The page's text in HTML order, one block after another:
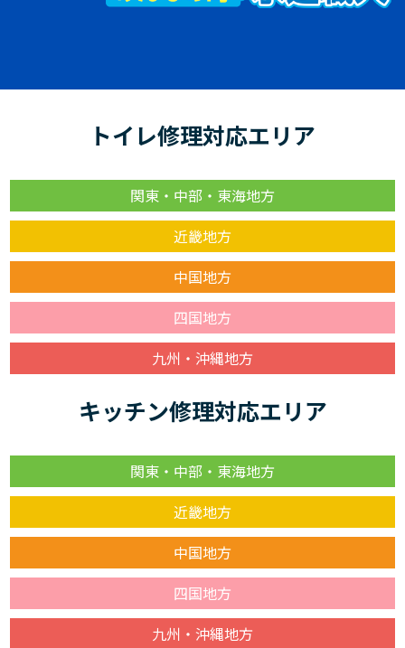
トイレ修理対応エリア
関東・中部・東海地方
近畿地方
中国地方
四国地方
九州・沖縄地方
キッチン修理対応エリア
関東・中部・東海地方
近畿地方
中国地方
四国地方
九州・沖縄地方